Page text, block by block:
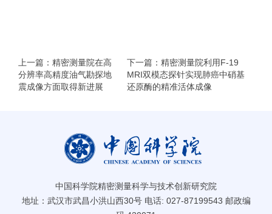
上一篇：精密测量院在高
分辨率高精度油气勘探地
震成像方面取得新进展
下一篇：精密测量院利用F-19
MRI双模态探针实现肺癌中硝基
还原酶的精准活体成像
中国科学院精密测量科学与技术创新研究院
地址：武汉市武昌小洪山西30号 电话: 027-87199543 邮政编